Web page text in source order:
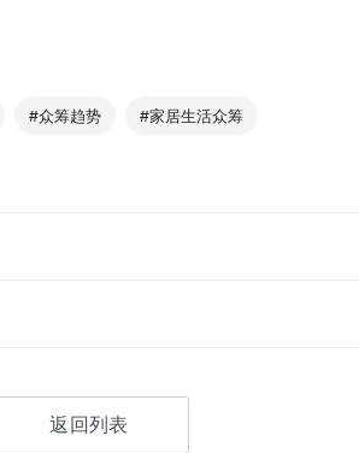
#众筹趋势 #家居生活众筹
返回列表